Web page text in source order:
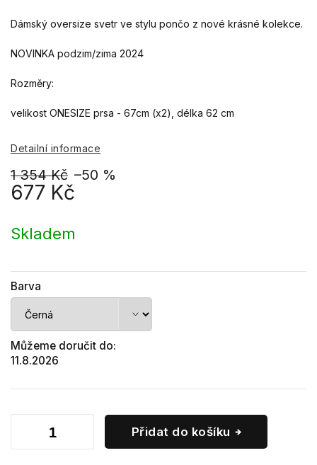
1 354 Kč –50 %
677 Kč
cena:
Skladem
Barva
Můžeme doručit do:
11.8.2026
Přidat do košíku
Dámský oversize svetr ve stylu pončo z nové krásné kolekce.
NOVINKA podzim/zima 2024
Rozměry:
velikost ONESIZE prsa - 67cm (x2), délka 62 cm
Detailní informace